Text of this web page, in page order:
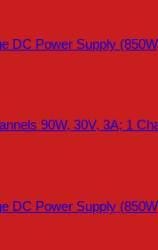
DC Power Supply
90W, 30V, 3A; 1
DC Power Supply